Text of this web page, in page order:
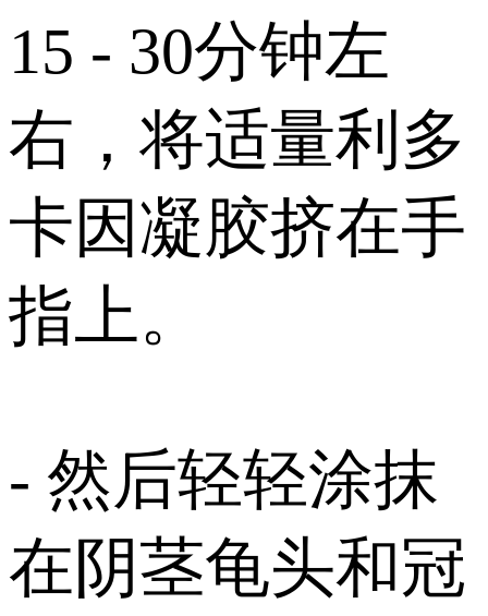
15 - 30分钟左
右，将适量利多
卡因凝胶挤在手
指上。
- 然后轻轻涂抹
在阴茎龟头和冠